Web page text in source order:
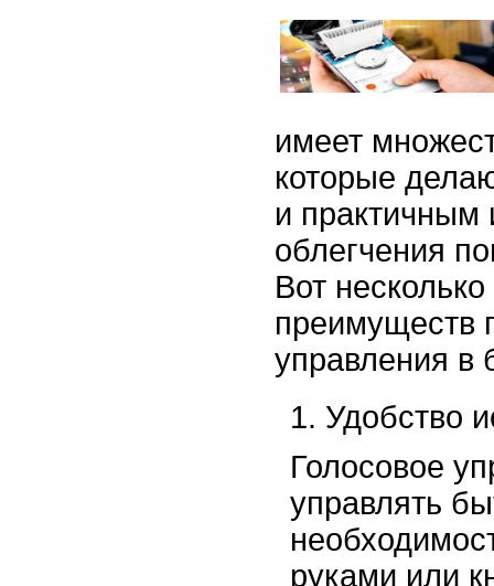
имеет
которые
и практичным
облегчения
Вот
преимуществ
управления в
Удобство
Голосовое
управлять
руками или